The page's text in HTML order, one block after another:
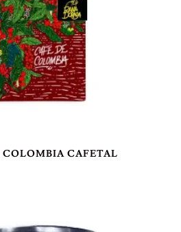
COLOMBIA CAFETAL